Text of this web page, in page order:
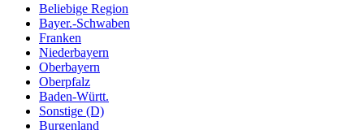
Beliebige Region
Bayer.-Schwaben
Franken
Niederbayern
Oberbayern
Oberpfalz
Baden-Württ.
Sonstige (D)
Burgenland